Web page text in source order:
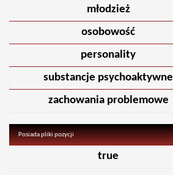
młodzież
osobowość
personality
substancje psychoaktywne
zachowania problemowe
Posiada pliki pozycji
true